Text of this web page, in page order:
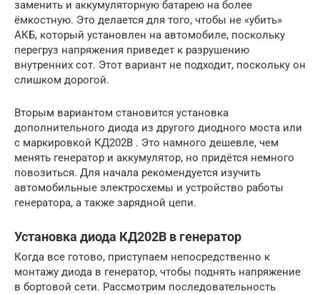
заменить и аккумуляторную батарею на более
ёмкостную. Это делается для того, чтобы не «убить»
АКБ, который установлен на автомобиле, поскольку
перегруз напряжения приведет к разрушению
внутренних сот. Этот вариант не подходит, поскольку он
слишком дорогой.
Вторым вариантом становится установка
дополнительного диода из другого диодного моста или
с маркировкой КД202В . Это намного дешевле, чем
менять генератор и аккумулятор, но придётся немного
повозиться. Для начала рекомендуется изучить
автомобильные электросхемы и устройство работы
генератора, а также зарядной цепи.
Установка диода КД202В в генератор
Когда все готово, приступаем непосредственно к
монтажу диода в генератор, чтобы поднять напряжение
в бортовой сети. Рассмотрим последовательность